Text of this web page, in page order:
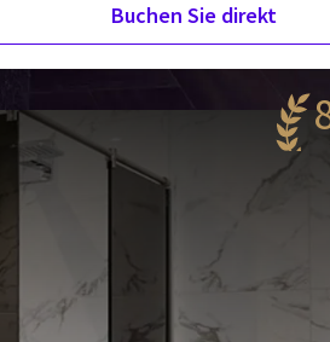
Buchen Sie direkt
Bewertungen